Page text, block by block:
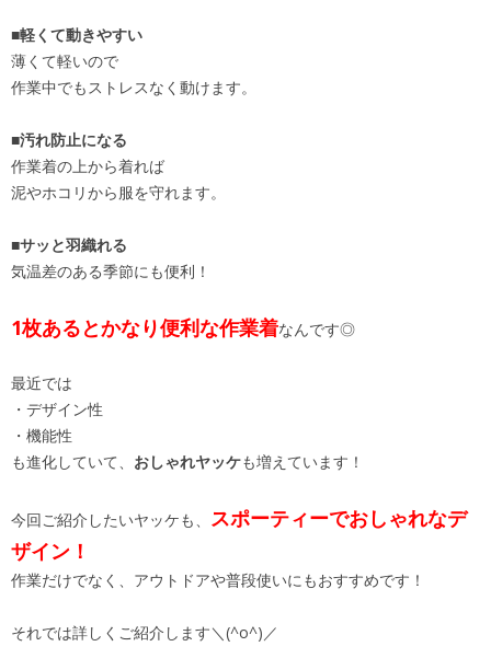
■軽くて動きやすい
薄くて軽いので
作業中でもストレスなく動けます。
■汚れ防止になる
作業着の上から着れば
泥やホコリから服を守れます。
■サッと羽織れる
気温差のある季節にも便利！
1枚あるとかなり便利な作業着なんです◎
最近では
・デザイン性
・機能性
も進化していて、 おしゃれヤッケも増えています！
今回ご紹介したいヤッケも、
スポーティーでおしゃれなデ
ザイン！
作業だけでなく、アウトドアや普段使いにもおすすめです！
それでは詳しくご紹介します＼(^o^)／